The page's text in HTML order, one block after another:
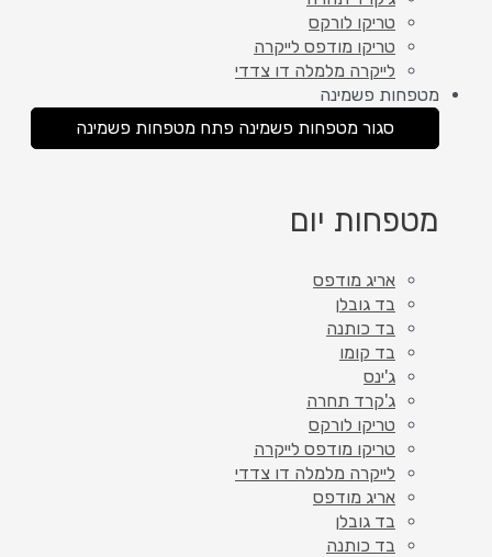
טריקו לורקס
טריקו מודפס לייקרה
לייקרה מלמלה דו צדדי
מטפחות פשמינה
סגור מטפחות פשמינה פתח מטפחות פשמינה
מטפחות יום
אריג מודפס
בד גובלן
בד כותנה
בד קומו
ג'ינס
ג'קרד תחרה
טריקו לורקס
טריקו מודפס לייקרה
לייקרה מלמלה דו צדדי
אריג מודפס
בד גובלן
בד כותנה